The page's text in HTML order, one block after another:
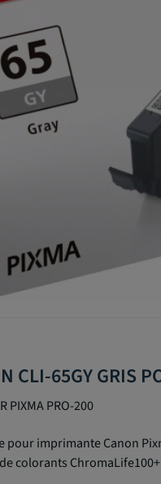
CLI-65GY GRIS
PIXMA PRO-200
pour imprimante Canon
colorants